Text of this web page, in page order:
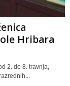
Hribara
2. do 8. travnja,